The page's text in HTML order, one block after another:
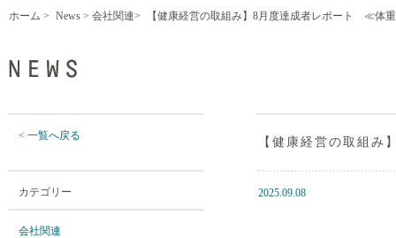
ホーム > News > 会社関連> 【健康経営の取組み】8月度達成者レポート ≪体
< 一覧へ戻る
カテゴリー
会社関連
【健康経営の取組
2025.09.08